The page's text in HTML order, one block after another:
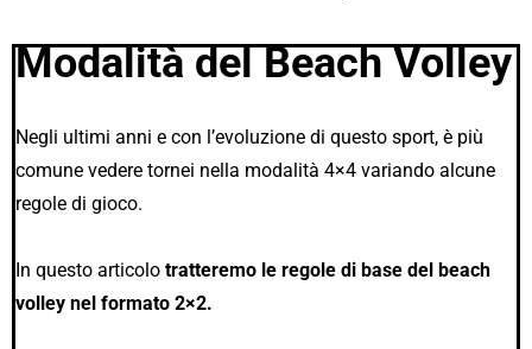
Modalità del Beach Volley
Negli ultimi anni e con l’evoluzione di questo sport, è più
comune vedere tornei nella modalità 4×4 variando alcune
regole di gioco.
In questo articolo tratteremo le regole di base del beach
volley nel formato 2×2.